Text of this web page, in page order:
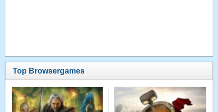
Top Browsergames